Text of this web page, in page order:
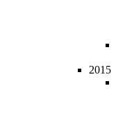
2015